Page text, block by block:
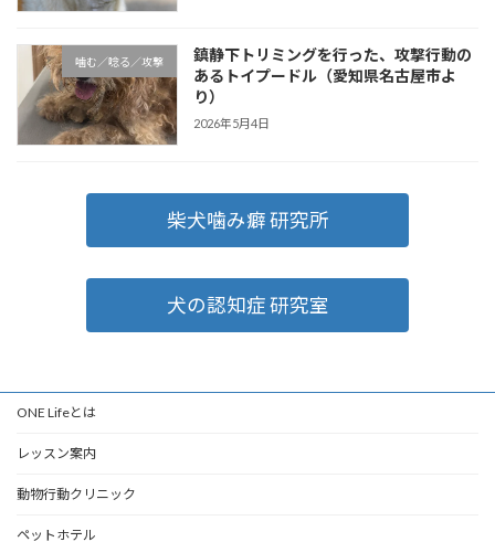
噛む／唸る／攻撃
鎮静下トリミングを行った、攻撃行動の
あるトイプードル（愛知県名古屋市よ
り）
2026年5月4日
柴犬噛み癖 研究所
犬の認知症 研究室
ONE Lifeとは
レッスン案内
動物行動クリニック
ペットホテル